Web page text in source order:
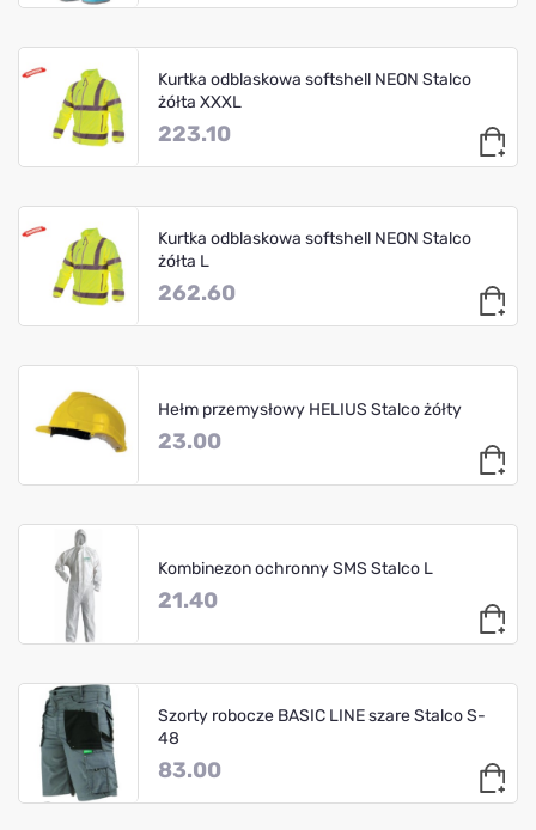
Kurtka odblaskowa softshell NEON Stalco
żółta XXXL
223.10
Kurtka odblaskowa softshell NEON Stalco
żółta L
262.60
Hełm przemysłowy HELIUS Stalco żółty
23.00
Kombinezon ochronny SMS Stalco L
21.40
Szorty robocze BASIC LINE szare Stalco S-
48
83.00